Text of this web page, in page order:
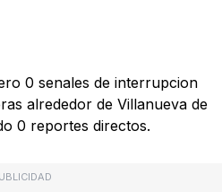
0 senales de interrupcion
alrededor de Villanueva de
0 reportes directos.